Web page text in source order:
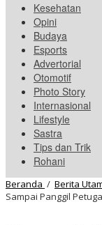
Kesehatan
Opini
Budaya
Esports
Advertorial
Otomotif
Photo Story
Internasional
Lifestyle
Sastra
Tips dan Trik
Rohani
Beranda / Berita
Sampai Panggil